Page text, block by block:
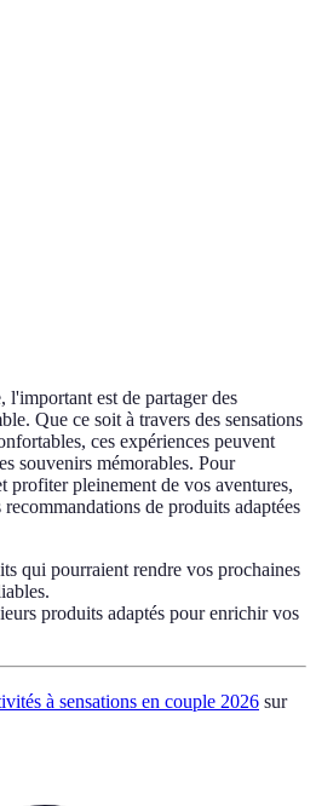
est de partager des
Que ce soit à travers des sensations
ces expériences peuvent
souvenirs mémorables. Pour
profiter pleinement de vos aventures,
de produits adaptées
qui pourraient rendre vos prochaines
produits adaptés pour enrichir vos
à sensations en couple 2026 sur